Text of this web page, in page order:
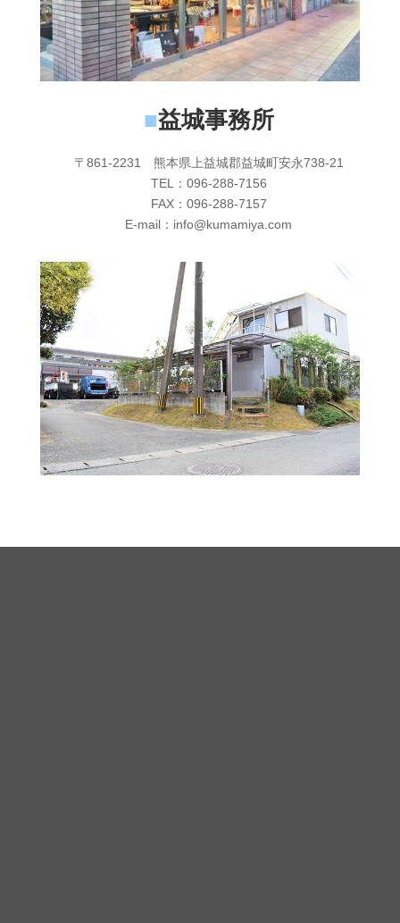
■益城事務所
〒861-2231 熊本県上益城郡益城町安永738-21
TEL：096-288-7156
FAX：096-288-7157
E-mail：info@kumamiya.com